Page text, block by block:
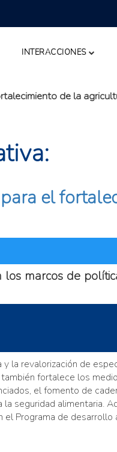
INTERACCIONES
de la
el
marcos de
la revalorización de
fortalece los
el fomento de
seguridad alimentaria.
Programa de